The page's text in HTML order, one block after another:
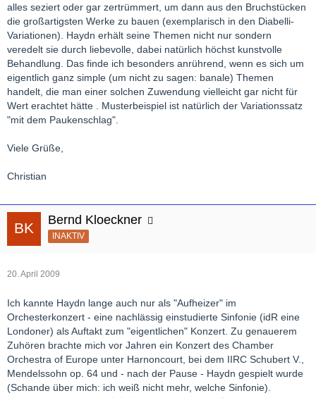
alles seziert oder gar zertrümmert, um dann aus den Bruchstücken
die großartigsten Werke zu bauen (exemplarisch in den Diabelli-
Variationen). Haydn erhält seine Themen nicht nur sondern
veredelt sie durch liebevolle, dabei natürlich höchst kunstvolle
Behandlung. Das finde ich besonders anrührend, wenn es sich um
eigentlich ganz simple (um nicht zu sagen: banale) Themen
handelt, die man einer solchen Zuwendung vielleicht gar nicht für
Wert erachtet hätte . Musterbeispiel ist natürlich der Variationssatz
"mit dem Paukenschlag".
Viele Grüße,
Christian
Bernd Kloeckner
INAKTIV
20. April 2009
Ich kannte Haydn lange auch nur als "Aufheizer" im
Orchesterkonzert - eine nachlässig einstudierte Sinfonie (idR eine
Londoner) als Auftakt zum "eigentlichen" Konzert. Zu genauerem
Zuhören brachte mich vor Jahren ein Konzert des Chamber
Orchestra of Europe unter Harnoncourt, bei dem IIRC Schubert V.,
Mendelssohn op. 64 und - nach der Pause - Haydn gespielt wurde
(Schande über mich: ich weiß nicht mehr, welche Sinfonie).